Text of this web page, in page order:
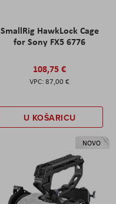
SmallRig HawkLock Cage
for Sony FX5 6776
108,75 €
87,00 €
U KOŠARICU
NOVO